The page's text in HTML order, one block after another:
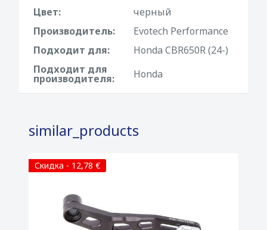
выступают за пределы двигателя,
защищая мотоцикл от возможных
повреждений.
• Комплектация: Все необходимые
крепежные элементы и подробная
инструкция по установке.
Цвет:
черный
Производитель:
Evotech Performance
Подходит для:
Honda CBR650R (24-)
Подходит для
производителя: Honda
similar_products
Скидка - 12,78 €